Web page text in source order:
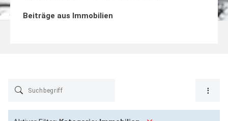
Beiträge aus Immobilien